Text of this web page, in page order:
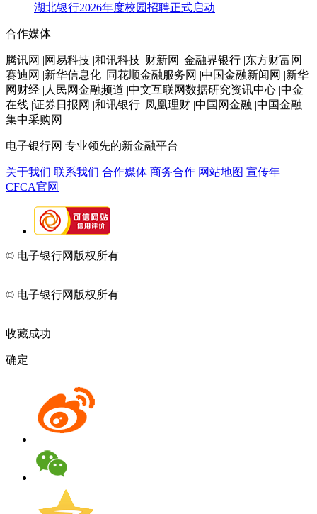
湖北银行2026年度校园招聘正式启动
合作媒体
腾讯网 |网易科技 |和讯科技 |财新网 |金融界银行 |东方财富网 |
赛迪网 |新华信息化 |同花顺金融服务网 |中国金融新闻网 |新华
网财经 |人民网金融频道 |中文互联网数据研究资讯中心 |中金
在线 |证券日报网 |和讯银行 |凤凰理财 |中国网金融 |中国金融
集中采购网
电子银行网 专业领先的新金融平台
关于我们 联系我们 合作媒体 商务合作 网站地图 宣传年
CFCA官网
© 电子银行网版权所有
© 电子银行网版权所有
收藏成功
确定